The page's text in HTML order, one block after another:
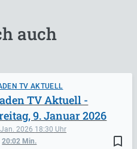
auch
TV AKTUELL
bookmark_border
2026 18:30
20:02 Min.
TV Aktuell -
9. Januar 2026